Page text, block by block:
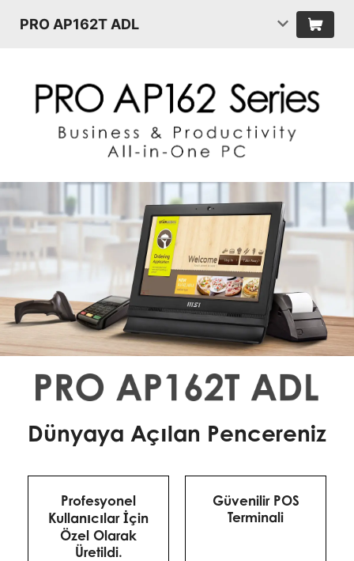
PRO AP162T ADL
Dünyaya Açılan Pencereniz
Profesyonel
Kullanıcılar İçin
Özel Olarak
Üretildi.
Güvenilir POS
Terminali